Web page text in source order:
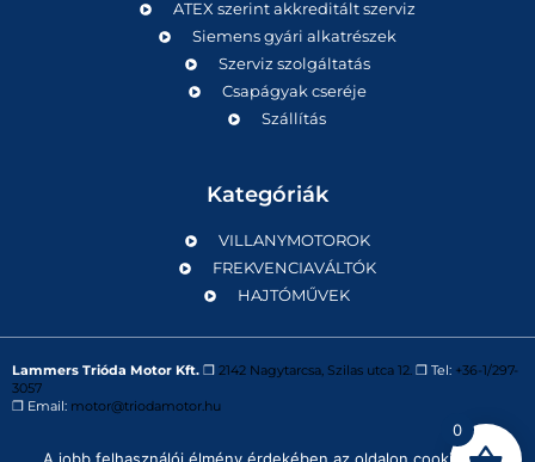
ATEX szerint akkreditált szerviz
Siemens gyári alkatrészek
Szerviz szolgáltatás
Csapágyak cseréje
Szállítás
Kategóriák
VILLANYMOTOROK
FREKVENCIAVÁLTÓK
HAJTÓMŰVEK
Lammers Trióda Motor Kft. ❒ 2142 Nagytarcsa, Szilas utca 12. ❒ Tel: +36-1/297-
3057
❒ Email: motor@triodamotor.hu
0